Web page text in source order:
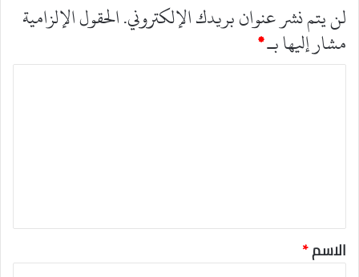
لن يتم نشر عنوان بريدك الإلكتروني.الحقول الإلزامية
مشار إليها بـ*
ا
الاسم*